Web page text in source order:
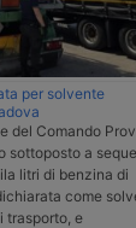
per solvente
del Comando
sottoposto a
litri di benzina di
come
trasporto, e